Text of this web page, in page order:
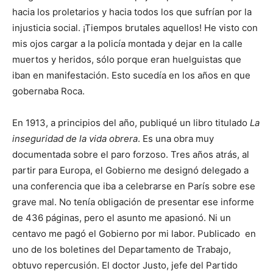
hacia los proletarios y hacia todos los que sufrían por la
injusticia social. ¡Tiempos brutales aquellos! He visto con
mis ojos cargar a la policía montada y dejar en la calle
muertos y heridos, sólo porque eran huelguistas que
iban en manifestación. Esto sucedía en los años en que
gobernaba Roca.
En 1913, a principios del año, publiqué un libro titulado La
inseguridad de la vida obrera. Es una obra muy
documentada sobre el paro forzoso. Tres años atrás, al
partir para Europa, el Gobierno me designó delegado a
una conferencia que iba a celebrarse en París sobre ese
grave mal. No tenía obligación de presentar ese informe
de 436 páginas, pero el asunto me apasionó. Ni un
centavo me pagó el Gobierno por mi labor. Publicado en
uno de los boletines del Departamento de Trabajo,
obtuvo repercusión. El doctor Justo, jefe del Partido